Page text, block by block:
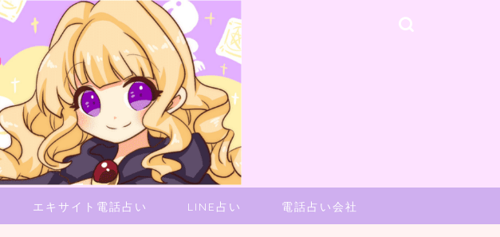
エキサイト電話占い LINE占い 電話占い会社